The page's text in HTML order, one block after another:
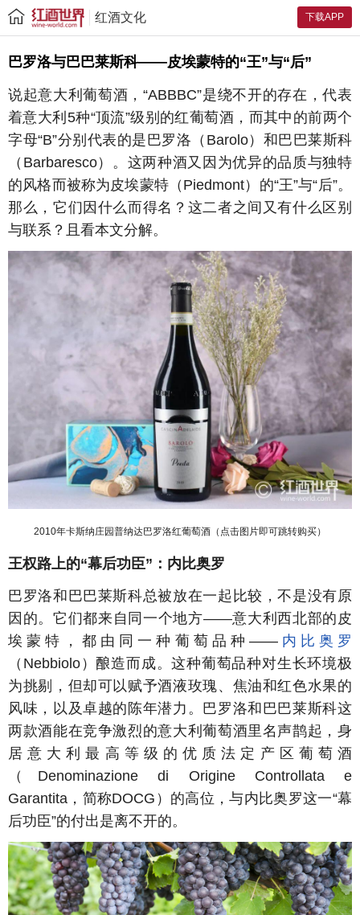
下载APP
红酒文化
巴罗洛与巴巴莱斯科——皮埃蒙特的“王”与“后”
说起意大利葡萄酒，“ABBBC”是绕不开的存在，代表
着意大利5种“顶流”级别的红葡萄酒，而其中的前两个
字母“B”分别代表的是巴罗洛（Barolo）和巴巴莱斯科
（Barbaresco）。这两种酒又因为优异的品质与独特
的风格而被称为皮埃蒙特（Piedmont）的“王”与“后”。
那么，它们因什么而得名？这二者之间又有什么区别
与联系？且看本文分解。
2010年卡斯纳庄园普纳达巴罗洛红葡萄酒（点击图片即可跳转购买）
王权路上的“幕后功臣”：内比奥罗
巴罗洛和巴巴莱斯科总被放在一起比较，不是没有原
因的。它们都来自同一个地方——意大利西北部的皮
埃蒙特，都由同一种葡萄品种——内比奥罗
（Nebbiolo）酿造而成。这种葡萄品种对生长环境极
为挑剔，但却可以赋予酒液玫瑰、焦油和红色水果的
风味，以及卓越的陈年潜力。巴罗洛和巴巴莱斯科这
两款酒能在竞争激烈的意大利葡萄酒里名声鹊起，身
居意大利最高等级的优质法定产区葡萄酒
（Denominazione di Origine Controllata e
Garantita，简称DOCG）的高位，与内比奥罗这一“幕
后功臣”的付出是离不开的。